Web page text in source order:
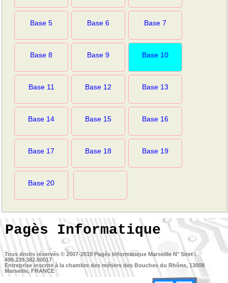
Base 5 Base 6 Base 7
Base 8 Base 9 Base 10
Base 11 Base 12 Base 13
Base 14 Base 15 Base 16
Base 17 Base 18 Base 19
Base 20
Pagès Informatique
Tous droits réservés © 2007-2019 Pagès Informatique Marseille N° Siret :
499.239.382.00017
Entreprise inscrite à la chambre des métiers des Bouches du Rhône, 13008
Marseille, FRANCE